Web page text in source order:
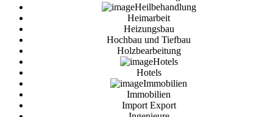
Heilbehandlung
Heimarbeit
Heizungsbau
Hochbau und Tiefbau
Holzbearbeitung
Hotels
Hotels
Immobilien
Immobilien
Import Export